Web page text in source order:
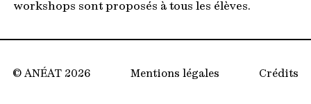
workshops sont proposés à tous les élèves.
© ANÉAT 2026 Mentions légales Crédits